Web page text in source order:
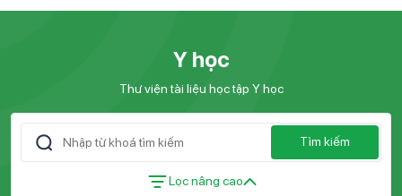
Y học
Thư viện tài liệu học tập Y học
Tìm kiếm
Lọc nâng cao